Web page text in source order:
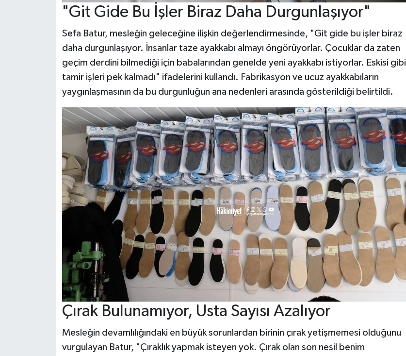
"Git Gide Bu İşler Biraz Daha Durgunlaşıyor"
Sefa Batur, mesleğin geleceğine ilişkin değerlendirmesinde, "Git gide bu işler biraz
daha durgunlaşıyor. İnsanlar taze ayakkabı almayı öngörüyorlar. Çocuklar da zaten
geçim derdini bilmediği için babalarından genelde yeni ayakkabı istiyorlar. Eskisi gibi
tamir işleri pek kalmadı" ifadelerini kullandı. Fabrikasyon ve ucuz ayakkabıların
yaygınlaşmasının da bu durgunluğun ana nedenleri arasında gösterildiği belirtildi.
Çırak Bulunamıyor, Usta Sayısı Azalıyor
Mesleğin devamlılığındaki en büyük sorunlardan birinin çırak yetişmemesi olduğunu
vurgulayan Batur, "Çıraklık yapmak isteyen yok. Çırak olan son nesil benim